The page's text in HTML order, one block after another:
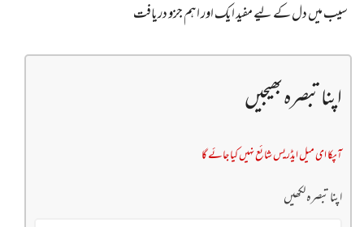
سیب میں دل کے لیے مفید ایک اور اہم جزو دریافت
اپنا تبصرہ بھیجیں
آپکا ای میل ایڈریس شائع نہیں کیا جائے گا
اپنا تبصرہ لکھیں